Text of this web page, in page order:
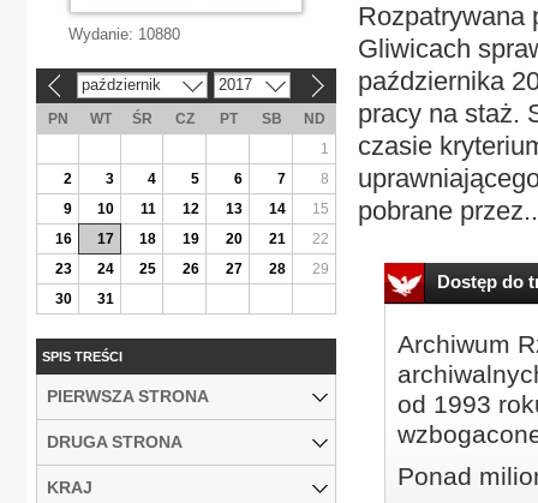
Rozpatrywana
Gliwicach
października
pracy na staż.
czasie
pobrane
Dostęp do
Archiwum
od 1993
Ponad
Wydanie: 10880
październik 2017
PN WT ŚR CZ PT SB
ND
1
2
3 4 5 6 7
8
9
10 11 12 13 14
15
16
17 18 19 20 21
22
23
24 25 26 27 28
29
30
31
SPIS TREŚCI
PIERWSZA STRONA
DRUGA STRONA
KRAJ